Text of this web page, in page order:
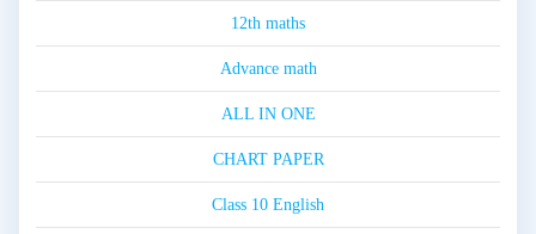
12th maths
Advance math
ALL IN ONE
CHART PAPER
Class 10 English